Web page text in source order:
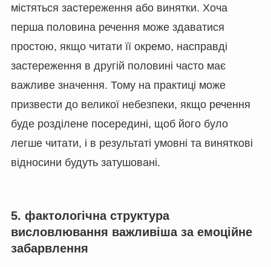
містяться застереження або винятки. Хоча
перша половина речення може здаватися
простою, якщо читати її окремо, насправді
застереження в другій половині часто має
важливе значення. Тому на практиці може
призвести до великої небезпеки, якщо речення
буде розділене посередині, щоб його було
легше читати, і в результаті умовні та виняткові
відносини будуть затушовані.
5. фактологічна структура
висловлювання важливіша за емоційне
забарвлення